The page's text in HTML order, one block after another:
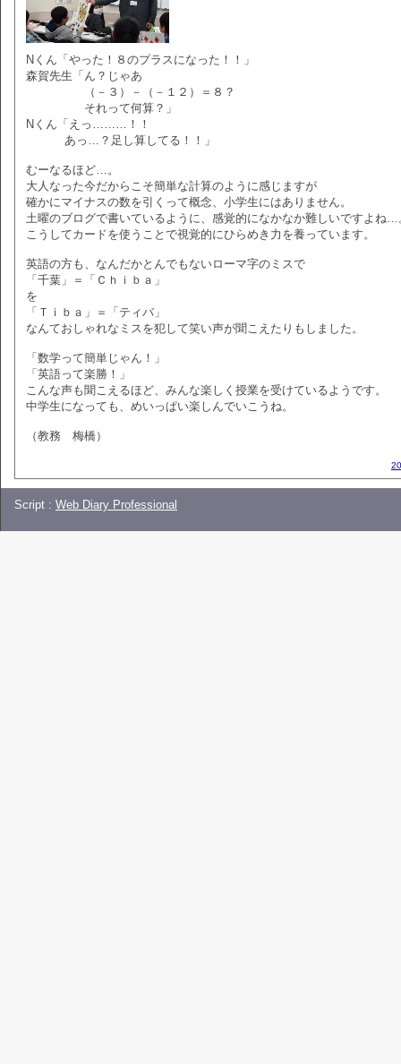
Nくん「やった！８のプラスになった！！」
森賀先生「ん？じゃあ
（－３）－（－１２）＝８？
それって何算？」
Nくん「えっ………！！
あっ…？足し算してる！！」
むーなるほど…。
大人なった今だからこそ簡単な計算のように感じますが
確かにマイナスの数を引くって概念、小学生にはありません。
土曜のブログで書いているように、感覚的になかなか難しいですよね…
こうしてカードを使うことで視覚的にひらめき力を養っています。
英語の方も、なんだかとんでもないローマ字のミスで
「千葉」＝「Ｃｈｉｂａ」
を
「Ｔｉｂａ」＝「ティバ」
なんておしゃれなミスを犯して笑い声が聞こえたりもしました。
「数学って簡単じゃん！」
「英語って楽勝！」
こんな声も聞こえるほど、みんな楽しく授業を受けているようです。
中学生になっても、めいっぱい楽しんでいこうね。
（教務 梅橋）
Script : Web Diary Professional